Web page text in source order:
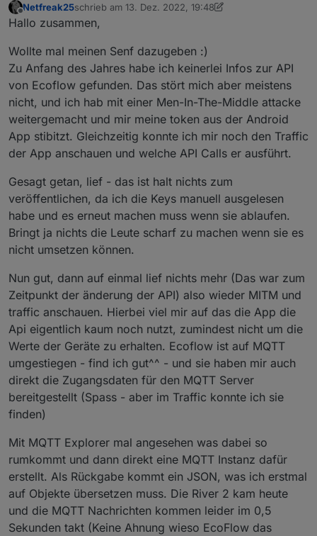
Offline
Netfreak25schrieb am 13. Dez. 2022, 19:48
zuletzt editiert von Netfreak25
Hallo zusammen,
Wollte mal meinen Senf dazugeben :)
Zu Anfang des Jahres habe ich keinerlei Infos zur API
von Ecoflow gefunden. Das stört mich aber meistens
nicht, und ich hab mit einer Men-In-The-Middle attacke
weitergemacht und mir meine token aus der Android
App stibitzt. Gleichzeitig konnte ich mir noch den Traffic
der App anschauen und welche API Calls er ausführt.
Gesagt getan, lief - das ist halt nichts zum
veröffentlichen, da ich die Keys manuell ausgelesen
habe und es erneut machen muss wenn sie ablaufen.
Bringt ja nichts die Leute scharf zu machen wenn sie es
nicht umsetzen können.
Nun gut, dann auf einmal lief nichts mehr (Das war zum
Zeitpunkt der änderung der API) also wieder MITM und
traffic anschauen. Hierbei viel mir auf das die App die
Api eigentlich kaum noch nutzt, zumindest nicht um die
Werte der Geräte zu erhalten. Ecoflow ist auf MQTT
umgestiegen - find ich gut^^ - und sie haben mir auch
direkt die Zugangsdaten für den MQTT Server
bereitgestellt (Spass - aber im Traffic konnte ich sie
finden)
Mit MQTT Explorer mal angesehen was dabei so
rumkommt und dann direkt eine MQTT Instanz dafür
erstellt. Als Rückgabe kommt ein JSON, was ich erstmal
auf Objekte übersetzen muss. Die River 2 kam heute
und die MQTT Nachrichten kommen leider im 0,5
Sekunden takt (Keine Ahnung wieso EcoFlow das